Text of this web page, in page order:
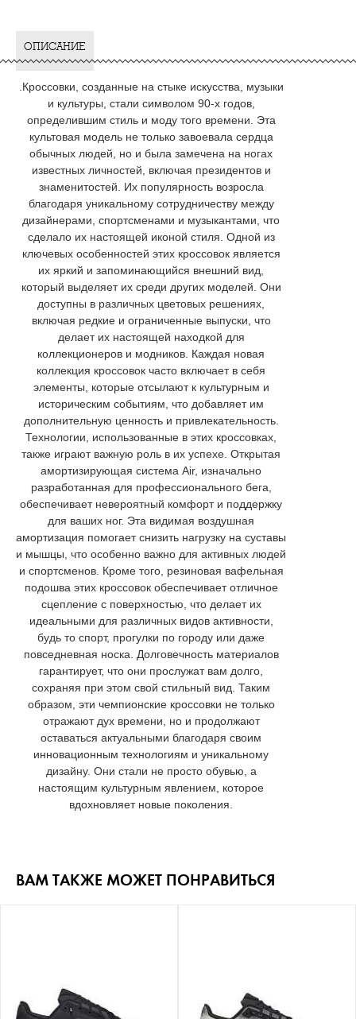
ОПИСАНИЕ
.Кроссовки, созданные на стыке искусства, музыки
и культуры, стали символом 90-х годов,
определившим стиль и моду того времени. Эта
культовая модель не только завоевала сердца
обычных людей, но и была замечена на ногах
известных личностей, включая президентов и
знаменитостей. Их популярность возросла
благодаря уникальному сотрудничеству между
дизайнерами, спортсменами и музыкантами, что
сделало их настоящей иконой стиля. Одной из
ключевых особенностей этих кроссовок является
их яркий и запоминающийся внешний вид,
который выделяет их среди других моделей. Они
доступны в различных цветовых решениях,
включая редкие и ограниченные выпуски, что
делает их настоящей находкой для
коллекционеров и модников. Каждая новая
коллекция кроссовок часто включает в себя
элементы, которые отсылают к культурным и
историческим событиям, что добавляет им
дополнительную ценность и привлекательность.
Технологии, использованные в этих кроссовках,
также играют важную роль в их успехе. Открытая
амортизирующая система Air, изначально
разработанная для профессионального бега,
обеспечивает невероятный комфорт и поддержку
для ваших ног. Эта видимая воздушная
амортизация помогает снизить нагрузку на суставы
и мышцы, что особенно важно для активных людей
и спортсменов. Кроме того, резиновая вафельная
подошва этих кроссовок обеспечивает отличное
сцепление с поверхностью, что делает их
идеальными для различных видов активности,
будь то спорт, прогулки по городу или даже
повседневная носка. Долговечность материалов
гарантирует, что они прослужат вам долго,
сохраняя при этом свой стильный вид. Таким
образом, эти чемпионские кроссовки не только
отражают дух времени, но и продолжают
оставаться актуальными благодаря своим
инновационным технологиям и уникальному
дизайну. Они стали не просто обувью, а
настоящим культурным явлением, которое
вдохновляет новые поколения.
ВАМ ТАКЖЕ МОЖЕТ ПОНРАВИТЬСЯ